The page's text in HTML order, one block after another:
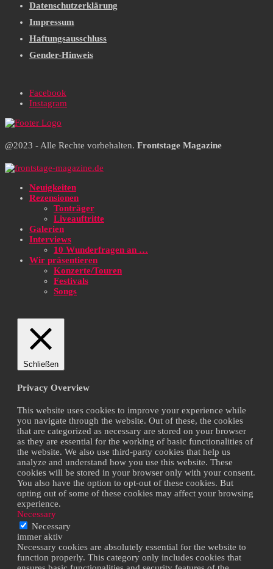
Datenschutzerklärung
Impressum
Haftungsausschluss
Gender-Hinweis
Facebook
Instagram
@2023 - Alle Rechte vorbehalten. Frontstage Magazine
Neuigkeiten
Rezensionen
Tonträger
Liveauftritte
Galerien
Interviews
10 Wunderfragen an …
Wir präsentieren
Konzerte/Touren
Festivals
Songs
Schließen
Privacy Overview
This website uses cookies to improve your experience while
you navigate through the website. Out of these, the cookies
that are categorized as necessary are stored on your browser
as they are essential for the working of basic functionalities of
the website. We also use third-party cookies that help us
analyze and understand how you use this website. These
cookies will be stored in your browser only with your consent.
You also have the option to opt-out of these cookies. But
opting out of some of these cookies may affect your browsing
experience.
Necessary
Necessary
immer aktiv
Necessary cookies are absolutely essential for the website to
function properly. This category only includes cookies that